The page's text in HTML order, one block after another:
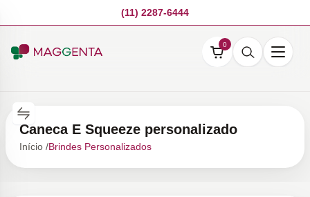
(11) 2287-6444
0
Caneca E Squeeze personalizado
Início /Brindes Personalizados